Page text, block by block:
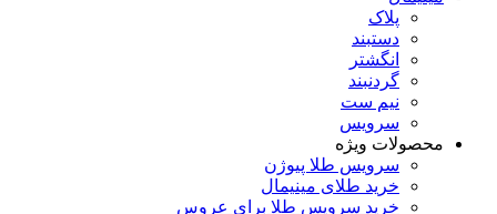
پلاک
دستبند
انگشتر
گردنبند
نیم ست
سرویس
محصولات ویژه
سرویس طلا پیوژن
خرید طلای مینیمال
خرید سرویس طلا برای عروس